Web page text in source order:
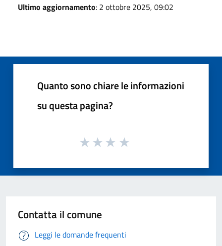
Ultimo aggiornamento: 2 ottobre 2025, 09:02
Quanto sono chiare le informazioni
su questa pagina?
Contatta il comune
Leggi le domande frequenti